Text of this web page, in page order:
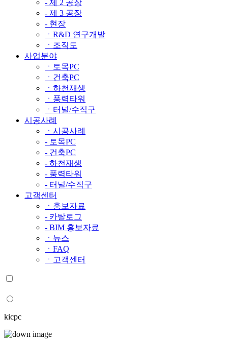
- 제 2 공장
- 제 3 공장
- 현장
ㆍR&D 연구개발
ㆍ조직도
사업분야
ㆍ토목PC
ㆍ건축PC
ㆍ하천재생
ㆍ풍력타워
ㆍ터널/수직구
시공사례
ㆍ시공사례
- 토목PC
- 건축PC
- 하천재생
- 풍력타워
- 터널/수직구
고객센터
ㆍ홍보자료
- 카탈로그
- BIM 홍보자료
ㆍ뉴스
ㆍFAQ
ㆍ고객센터
kicpc